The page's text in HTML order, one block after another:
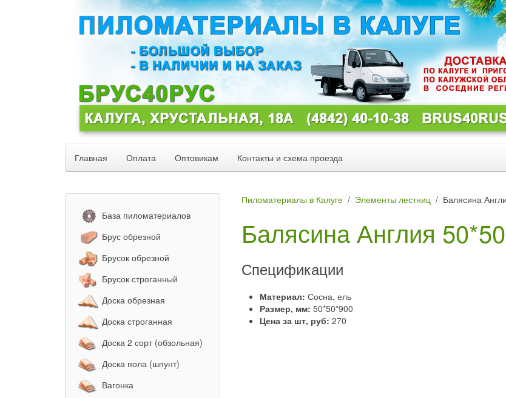
Главная Оплата Оптовикам Контакты и схема проезда
Пиломатериалы в Калуге Элементы лестниц Балясина
Балясина Англия
Спецификации
Материал:Сосна, ель
Размер, мм:50*50*900
Цена за шт, руб:270
База пиломатериалов
Брус обрезной
Брусок обрезной
Брусок строганный
Доска обрезная
Доска строганная
Доска 2 сорт (обзольная)
Доска пола (шпунт)
Вагонка